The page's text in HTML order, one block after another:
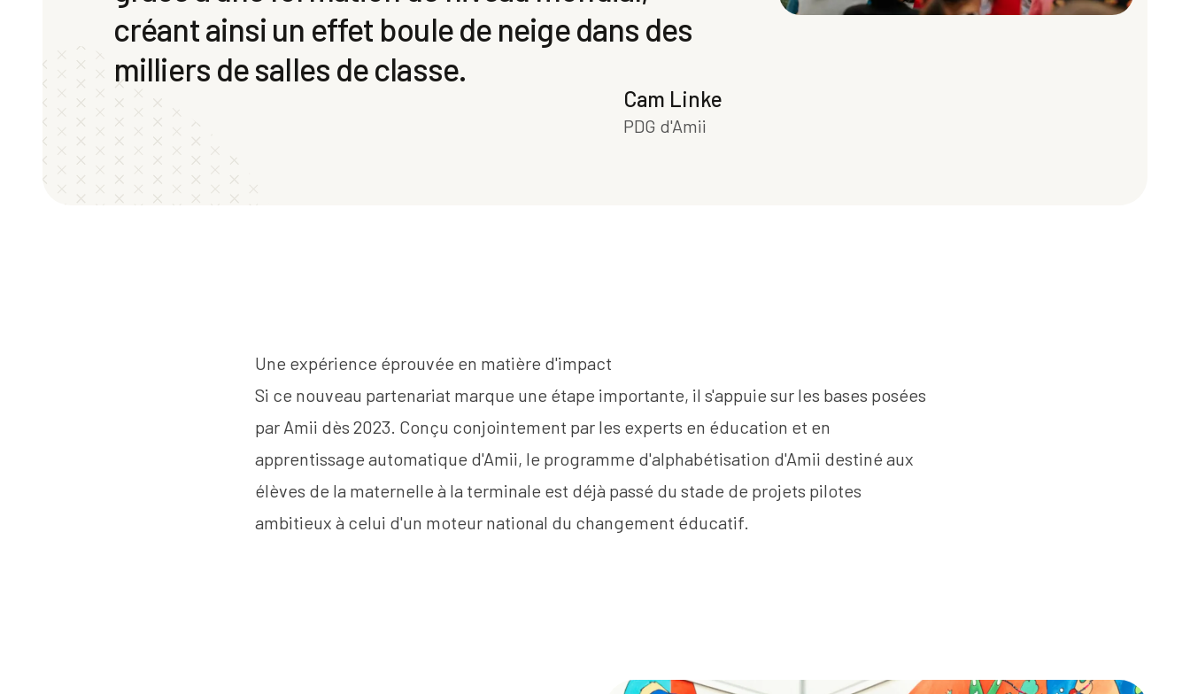
créant ainsi un effet boule de neige dans des
milliers de salles de classe.
Cam Linke
PDG d'Amii
Une expérience éprouvée en matière d'impact
Si ce nouveau partenariat marque une étape importante, il s'appuie sur les bases posées
par Amii dès 2023. Conçu conjointement par les experts en éducation et en
apprentissage automatique d'Amii, le programme d'alphabétisation d'Amii destiné aux
élèves de la maternelle à la terminale est déjà passé du stade de projets pilotes
ambitieux à celui d'un moteur national du changement éducatif.